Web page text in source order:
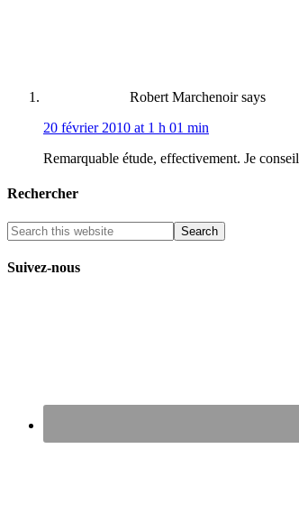
Robert Marchenoir says
20 février 2010 at 1 h 01 min
Remarquable étude, effectivement. Je
Rechercher
Suivez-nous